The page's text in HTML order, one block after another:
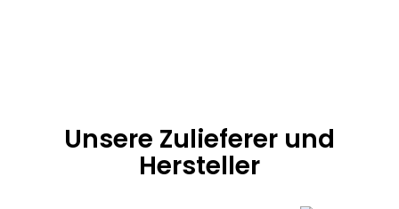
Unsere Zulieferer und
Hersteller